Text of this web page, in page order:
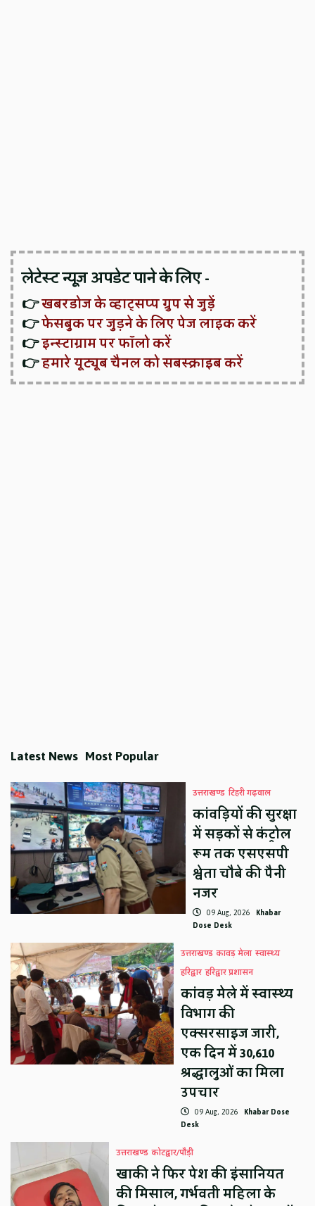
लेटेस्ट न्यूज़ अपडेट पाने के लिए -
👉खबरडोज के व्हाट्सप्प ग्रुप से जुड़ें
👉फेसबुक पर जुड़ने के लिए पेज लाइक करें
👉इन्स्टाग्राम पर फॉलो करें
👉हमारे यूट्यूब चैनल को सबस्क्राइब करें
Latest News Most Popular
उत्तराखण्ड टिहरी गढ़वाल
कांवड़ियों की सुरक्षा
में सड़कों से कंट्रोल
रूम तक एसएसपी
श्वेता चौबे की पैनी
नजर
09 Aug, 2026 Khabar
Dose Desk
उत्तराखण्ड कावड़ मेला स्वास्थ्य
हरिद्वार हरिद्वार प्रशासन
कांवड़ मेले में स्वास्थ्य
विभाग की
एक्सरसाइज जारी,
एक दिन में 30,610
श्रद्धालुओं का मिला
उपचार
09 Aug, 2026 Khabar Dose
Desk
उत्तराखण्ड कोटद्वार/पौड़ी
खाकी ने फिर पेश की इंसानियत
की मिसाल, गर्भवती महिला के